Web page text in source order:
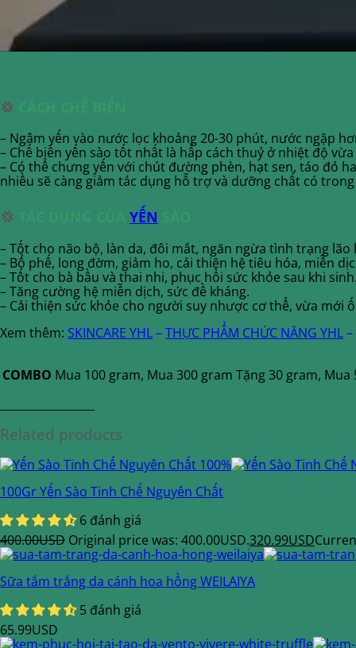
💢
– Ngâm yến vào nước lọc khoảng 20-30 phút, nước ngập
– Chế biến yến sào tốt nhất là hấp cách thuỷ ở nhiệt độ
– Có thể chưng yến với chút đường phèn, hạt sen, táo đỏ
nhiều sẽ càng giảm tác dụng hỗ trợ và dưỡng chất có trong
💢 YẾN
– Tốt cho não bộ, làn da, đôi mắt, ngăn ngừa tình trạng lão
– Bổ phế, long đờm, giảm ho, cải thiện hệ tiêu hóa, miễn
– Tốt cho bà bầu và thai nhi, phục hồi sức khỏe sau khi sinh.
– Tăng cường hệ miễn dịch, sức đề kháng.
– Cải thiện sức khỏe cho người suy nhược cơ thể, vừa mới
Xem thêm: SKINCARE YHL–THỰC PHẨM CHỨC NĂNG YHL–
COMBO Mua 100 gram, Mua 300 gram Tặng 30 gram,
Related products
100Gr Yến Sào Tinh Chế Nguyên Chất
6 đánh giá
400.00USD Original price was: 400.00USD.320.99USD
Sữa tắm trắng da cánh hoa hồng WEILAIYA
5 đánh giá
65.99USD